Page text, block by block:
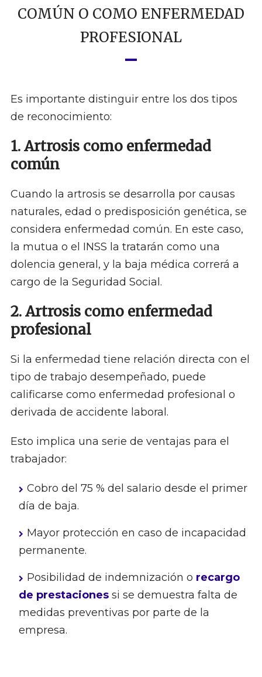
COMÚN O COMO ENFERMEDAD
PROFESIONAL
Es importante distinguir entre los dos tipos
de reconocimiento:
1. Artrosis como enfermedad
común
Cuando la artrosis se desarrolla por causas
naturales, edad o predisposición genética, se
considera enfermedad común. En este caso,
la mutua o el INSS la tratarán como una
dolencia general, y la baja médica correrá a
cargo de la Seguridad Social.
2. Artrosis como enfermedad
profesional
Si la enfermedad tiene relación directa con el
tipo de trabajo desempeñado, puede
calificarse como enfermedad profesional o
derivada de accidente laboral.
Esto implica una serie de ventajas para el
trabajador:
Cobro del 75 % del salario desde el primer
día de baja.
Mayor protección en caso de incapacidad
permanente.
Posibilidad de indemnización o recargo
de prestacionessi se demuestra falta de
medidas preventivas por parte de la
empresa.